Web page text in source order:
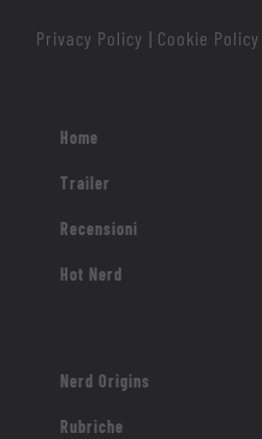
Privacy Policy | Cookie Policy
Home
Trailer
Recensioni
Hot Nerd
Nerd Origins
Rubriche